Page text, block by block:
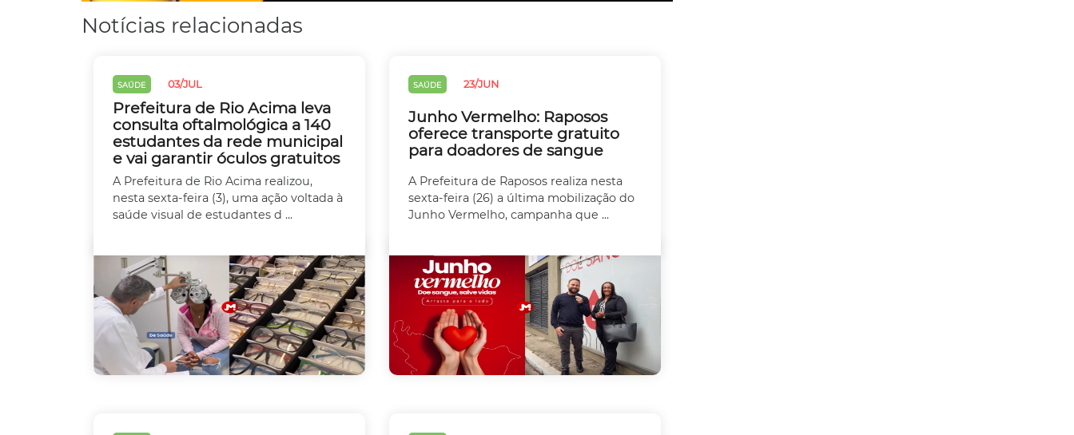
Notícias relacionadas
SAÚDE 03/JUL
Prefeitura de Rio Acima leva
consulta oftalmológica a 140
estudantes da rede municipal
e vai garantir óculos gratuitos
A Prefeitura de Rio Acima realizou,
nesta sexta-feira (3), uma ação voltada à
saúde visual de estudantes d ...
SAÚDE 23/JUN
Junho Vermelho: Raposos
oferece transporte gratuito
para doadores de sangue
A Prefeitura de Raposos realiza nesta
sexta-feira (26) a última mobilização do
Junho Vermelho, campanha que ...